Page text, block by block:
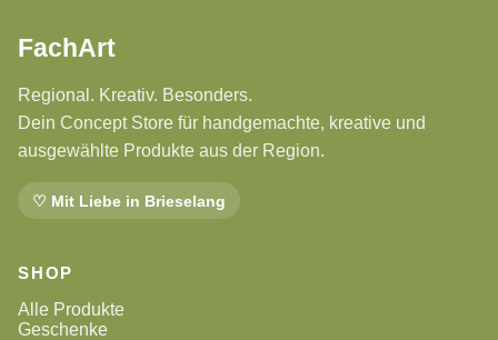
FachArt
Regional. Kreativ. Besonders.
Dein Concept Store für handgemachte, kreative und
ausgewählte Produkte aus der Region.
♡ Mit Liebe in Brieselang
SHOP
Alle Produkte
Geschenke